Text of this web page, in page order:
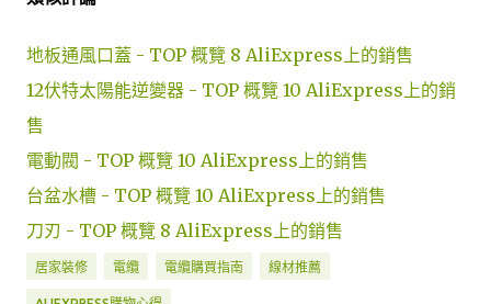
地板通風口蓋 - TOP 概覽 8 AliExpress上的銷售
12伏特太陽能逆變器 - TOP 概覽 10 AliExpress上的銷
售
電動閥 - TOP 概覽 10 AliExpress上的銷售
台盆水槽 - TOP 概覽 10 AliExpress上的銷售
刀刃 - TOP 概覽 8 AliExpress上的銷售
居家裝修 電纜 電纜購買指南 線材推薦